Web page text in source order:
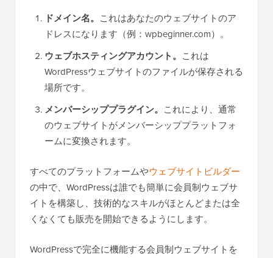
ドメイン名。 これはあなたのウェブサイトのア
ドレスになります（例：wpbeginner.com）。
ウェブホスティングアカウント。 これは
WordPressウェブサイトのファイルが保存される
場所です。
メンバーシッププラグイン。 これにより、通常
のウェブサイトがメンバーシッププラットフォ
ームに変換されます。
すべてのプラットフォームやウェブサイトビルダー
の中で、WordPressは誰でも簡単に会員制ウェブサ
イトを構築し、技術的なスキルがほとんどまたは全
くなくても販売を開始できるようにします。
WordPressで完全に機能する会員制ウェブサイトを